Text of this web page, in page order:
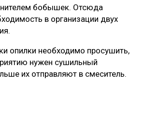
бобышек. Отсюда
в организации двух
опилки необходимо просушить,
нужен сушильный
их отправляют в смеситель.